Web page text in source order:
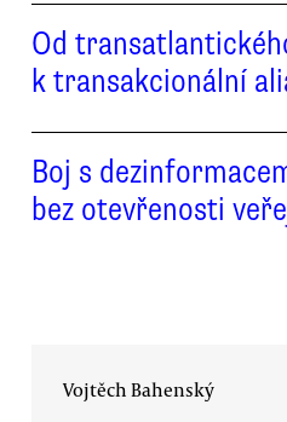
Od
k transakcionální
Boj s
bez otevřenosti
Vojtěch Bahenský